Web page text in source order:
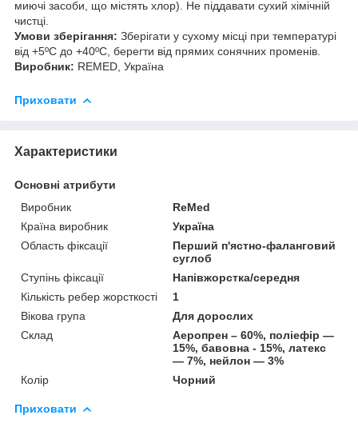
миючі засоби, що містять хлор). Не піддавати сухий хімічній
чистці.
Умови зберігання: Зберігати у сухому місці при температурі
від +5ºС до +40ºС, берегти від прямих сонячних променів.
Виробник: REMED, Україна
Приховати
Характеристики
Основні атрибути
Виробник
ReMed
Країна виробник
Україна
Область фіксації
Перший п'ястно-фаланговий
суглоб
Ступінь фіксації
Напівжорстка/середня
Кількість ребер жорсткості
1
Вікова група
Для дорослих
Склад
Аеропрен – 60%, поліефір —
15%, бавовна - 15%, латекс
— 7%, нейлон — 3%
Колір
Чорний
Приховати